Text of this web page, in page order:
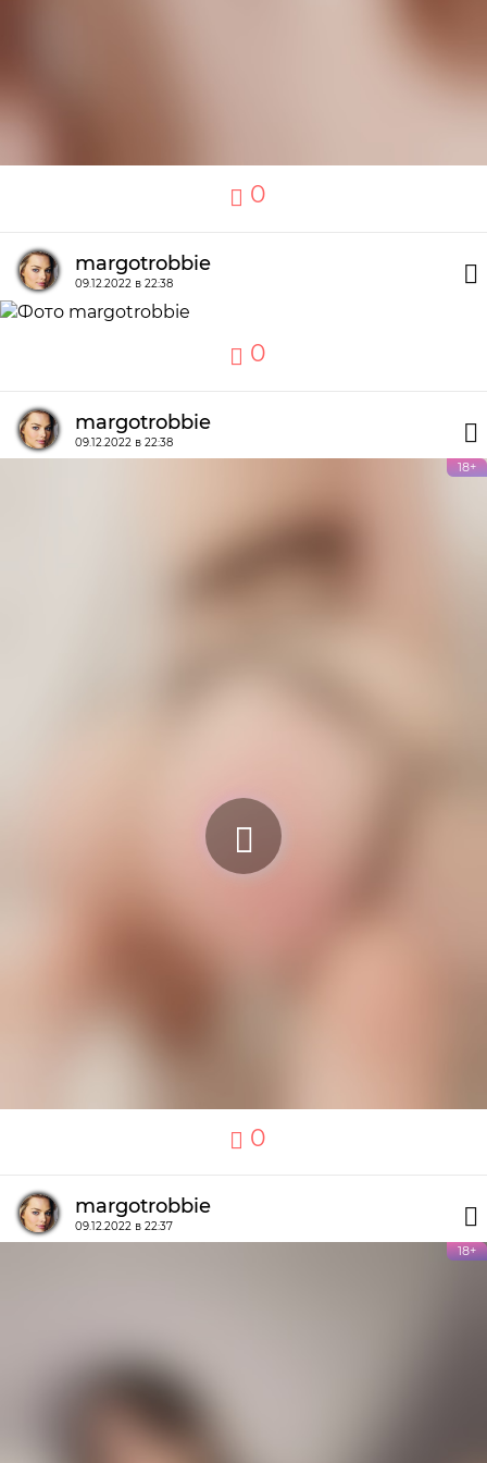
0
margotrobbie
09.12.2022 в 22:38
0
margotrobbie
09.12.2022 в 22:38
18+
0
margotrobbie
09.12.2022 в 22:37
18+